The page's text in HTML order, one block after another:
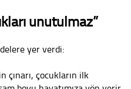
unutulmaz”
yer verdi:
çınarı, çocukların ilk